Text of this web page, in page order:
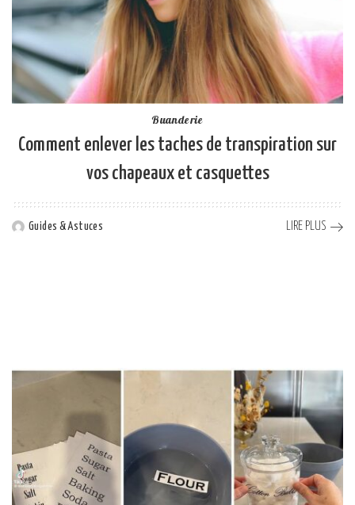
Buanderie
Comment enlever les taches de transpiration sur
vos chapeaux et casquettes
Posted
Guides & Astuces LIRE PLUS